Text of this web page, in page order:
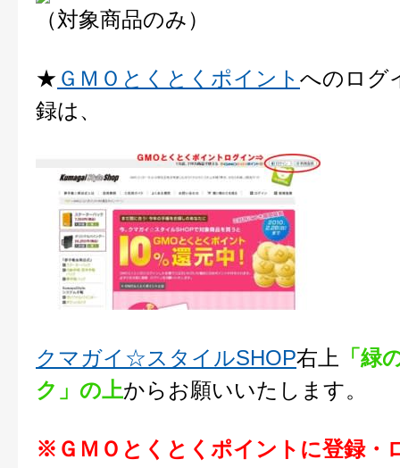
（対象商品のみ）
★ ＧＭＯとくとくポイント へのログ
録は、
クマガイ☆スタイルSHOP右上
「緑
ク」の上からお願いいたします。
※ＧＭＯとくとくポイントに登録・